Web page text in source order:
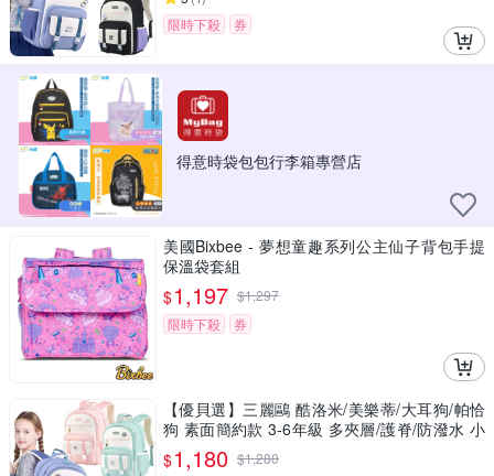
限時下殺 券
得意時袋包包行李箱專營店
美國Bixbee - 夢想童趣系列公主仙子背包手提
保溫袋套組
$1,197 $1,297
限時下殺
券
【優貝選】三麗鷗 酷洛米/美樂蒂/大耳狗/帕恰
狗 素面簡約款 3-6年級 多夾層/護脊/防潑水 小
學生書包
$1,180 $1,280